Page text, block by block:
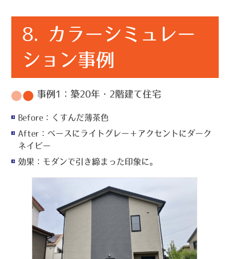
8. カラーシミュレー
ション事例
事例1：築20年・2階建て住宅
Before ：くすんだ薄茶色
After ：ベースにライトグレー＋アクセントにダーク
ネイビー
効果 ：モダンで引き締まった印象に。